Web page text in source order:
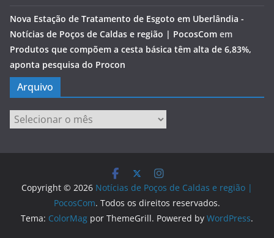
Nova Estação de Tratamento de Esgoto em Uberlândia -
Notícias de Poços de Caldas e região | PocosCom em
Produtos que compõem a cesta básica têm alta de 6,83%,
aponta pesquisa do Procon
Arquivo
Arquivo
Copyright © 2026 Notícias de Poços de Caldas e região |
PocosCom. Todos os direitos reservados.
Tema: ColorMag por ThemeGrill. Powered by WordPress.